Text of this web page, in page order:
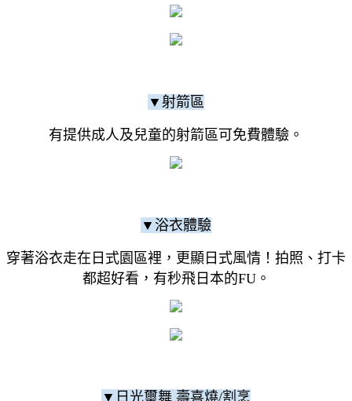
▼射箭區
有提供成人及兒童的射箭區可免費體驗。
▼浴衣體驗
穿著浴衣走在日式園區裡，更顯日式風情！拍照、打卡
都超好看，有秒飛日本的FU。
▼日光璽舞 壽喜燒/割烹